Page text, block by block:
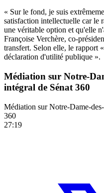
« Sur le fond, je suis
satisfaction intellectuelle car le
une véritable option et qu'elle
Françoise Verchère, co-
transfert. Selon elle, le rapport
déclaration d'utilité publique ».
Médiation sur Notre-
intégral de Sénat 360
Médiation sur Notre-Dame-
360
27:19